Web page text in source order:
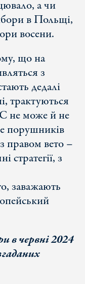
а чи
в Польщі,
восени.
що на
з
дедалі
трактуються
не може й не
порушників
правом вето –
стратегії, з
заважають
в червні 2024